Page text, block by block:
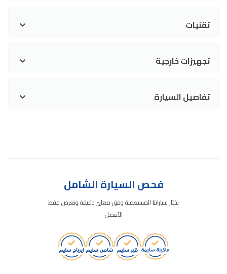
تقنيات
تجهيزات خارجية
تفاصيل السيارة
فحص السيارة الشامل
نختار سياراتنا المستعملة وفق معايير دقيقة ونعرض فقط
الأفضل